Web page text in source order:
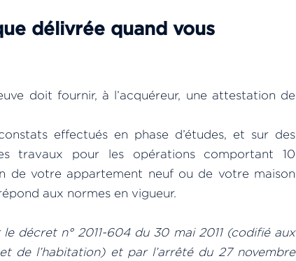
délivrée quand vous
doit fournir, à l’acquéreur, une attestation de
effectués en phase d’études, et sur des
travaux pour les opérations comportant 10
de votre appartement neuf ou de votre maison
aux normes en vigueur.
décret n° 2011-604 du 30 mai 2011 (codifié aux
de l’habitation) et par l’arrêté du 27 novembre